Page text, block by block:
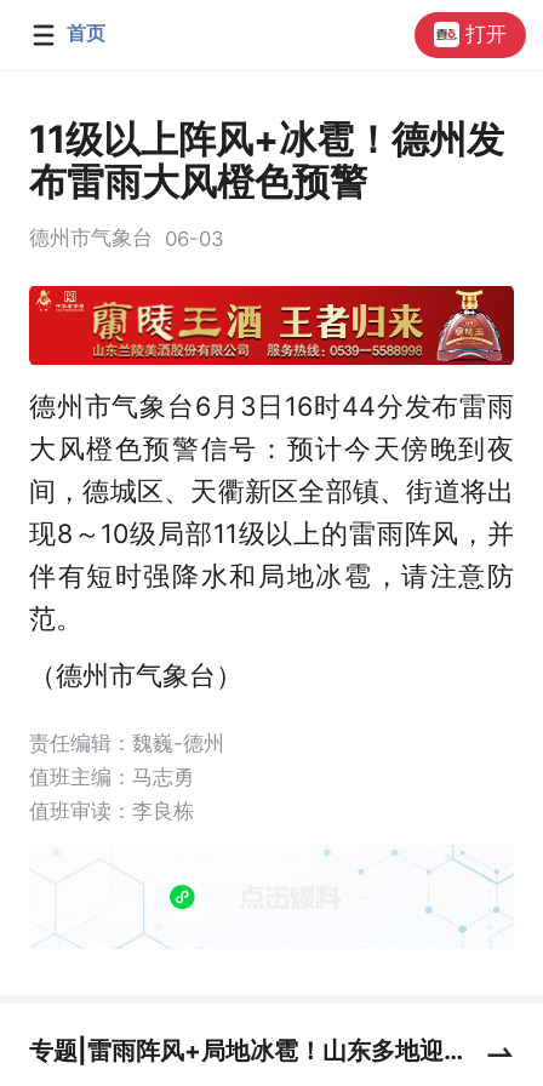
首页 打开
11级以上阵风+冰雹！德州发
布雷雨大风橙色预警
德州市气象台 06-03
德州市气象台6月3日16时44分发布雷雨
大风橙色预警信号：预计今天傍晚到夜
间，德城区、天衢新区全部镇、街道将出
现8～10级局部11级以上的雷雨阵风，并
伴有短时强降水和局地冰雹，请注意防
范。
（德州市气象台）
责任编辑：魏巍-德州
值班主编： 马志勇
值班审读：李良栋
专题|雷雨阵风+局地冰雹！山东多地迎强